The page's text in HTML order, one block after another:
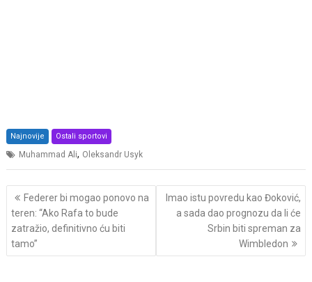
Najnovije Ostali sportovi
Muhammad Ali, Oleksandr Usyk
Post
navigation
Federer bi mogao ponovo na
teren: “Ako Rafa to bude
zatražio, definitivno ću biti
tamo”
Imao istu povredu kao Đoković,
a sada dao prognozu da li će
Srbin biti spreman za
Wimbledon